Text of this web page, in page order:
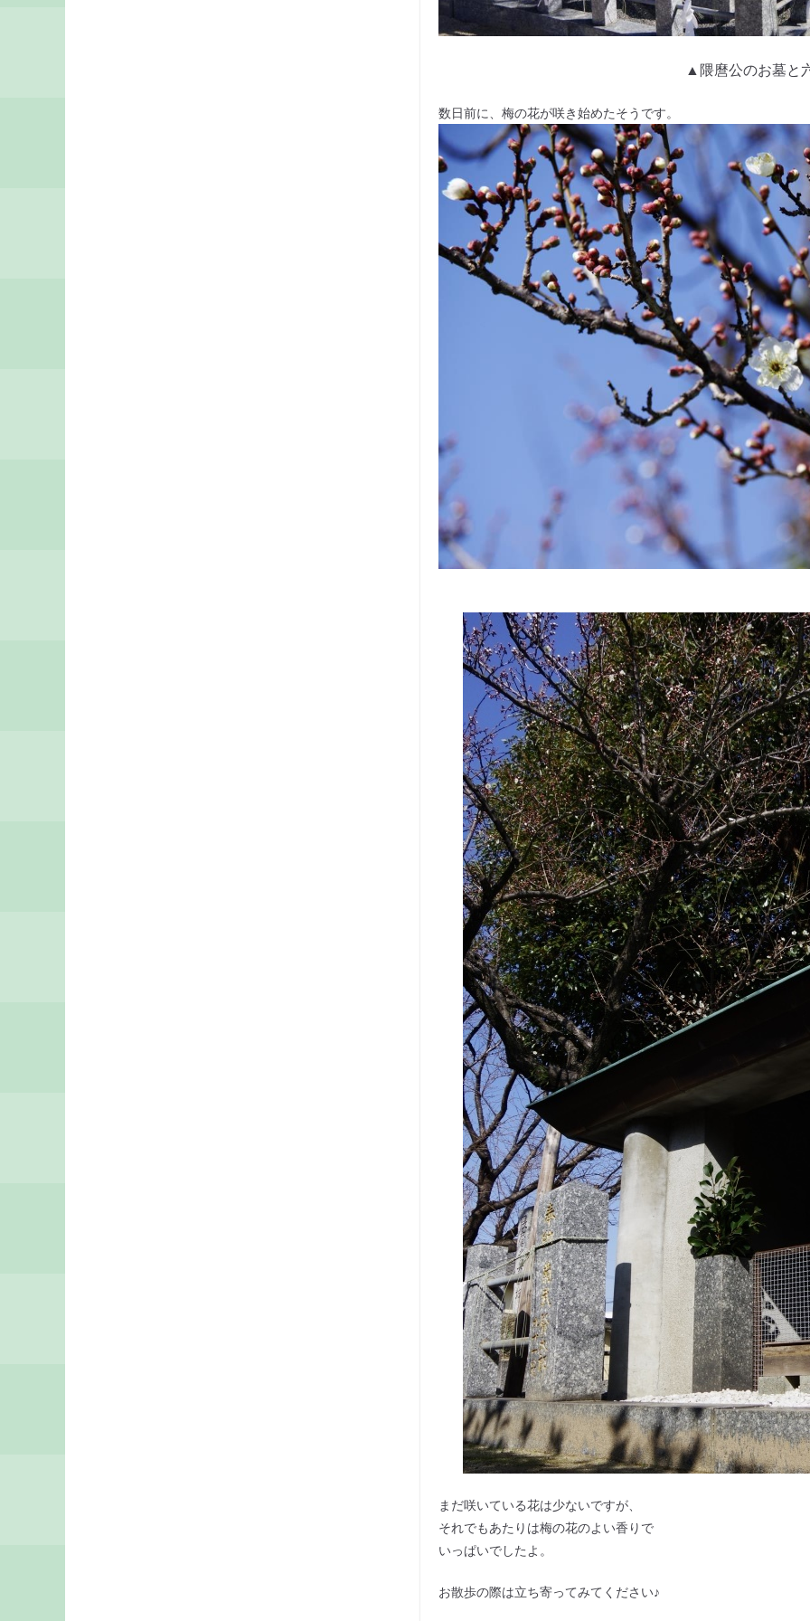
▲隈麿公のお墓と
数日前に、梅の花が咲き始めたそうです。
まだ咲いている花は少ないですが、
それでもあたりは梅の花のよい香りで
いっぱいでしたよ。
お散歩の際は立ち寄ってみてください♪